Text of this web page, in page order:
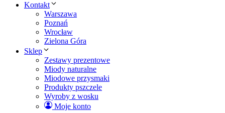
Kontakt
Warszawa
Poznań
Wrocław
Zielona Góra
Sklep
Zestawy prezentowe
Miody naturalne
Miodowe przysmaki
Produkty pszczele
Wyroby z wosku
Moje konto